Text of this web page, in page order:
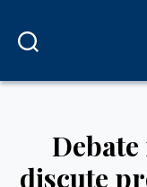
Debate
discute